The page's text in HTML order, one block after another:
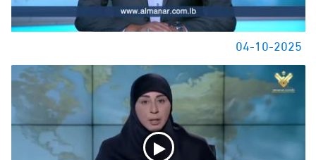
04-10-2025